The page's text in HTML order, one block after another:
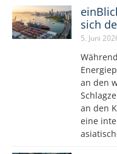
sich
5. Juni
an den
an den
eine